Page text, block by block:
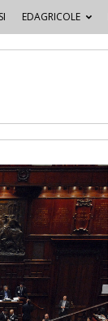
EDAGRICOLE